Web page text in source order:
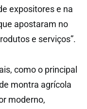
expositores e na
apostaram no
e serviços”.
como o principal
montra agrícola
moderno,